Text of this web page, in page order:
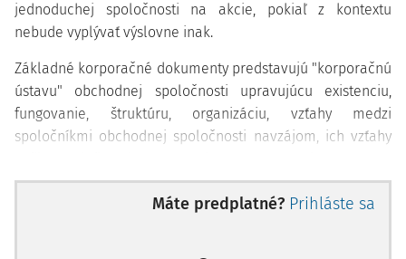
jednoduchej spoločnosti na akcie, pokiaľ z kontextu
nebude vyplývať výslovne inak.
Základné korporačné dokumenty predstavujú "korporačnú
ústavu" obchodnej spoločnosti upravujúcu existenciu,
fungovanie, štruktúru, organizáciu, vzťahy medzi
spoločníkmi obchodnej spoločnosti navzájom, ich vzťahy
spoločnosti.1)Tieto formalizované dokumenty vytvárajú
systém (známy aj ako "corporate governance "), ktorým je
Máte predplatné? Prihláste sa